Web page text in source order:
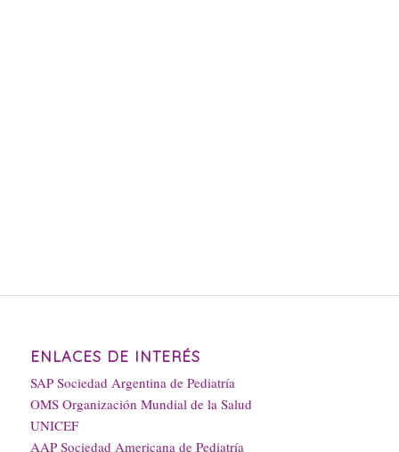
ENLACES DE INTERÉS
SAP Sociedad Argentina de Pediatría
OMS Organización Mundial de la Salud
UNICEF
AAP Sociedad Americana de Pediatría